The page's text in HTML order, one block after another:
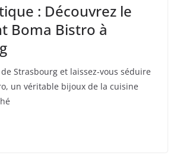
: Découvrez le
Boma Bistro à
Strasbourg et laissez-vous séduire
un véritable bijoux de la cuisine